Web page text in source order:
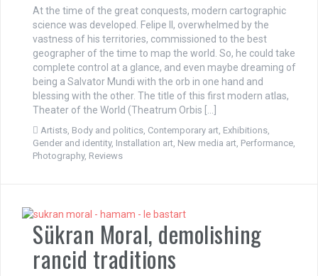
At the time of the great conquests, modern cartographic
science was developed. Felipe II, overwhelmed by the
vastness of his territories, commissioned to the best
geographer of the time to map the world. So, he could take
complete control at a glance, and even maybe dreaming of
being a Salvator Mundi with the orb in one hand and
blessing with the other. The title of this first modern atlas,
Theater of the World (Theatrum Orbis […]
Artists, Body and politics, Contemporary art, Exhibitions,
Gender and identity, Installation art, New media art, Performance,
Photography, Reviews
Sükran Moral, demolishing
rancid traditions